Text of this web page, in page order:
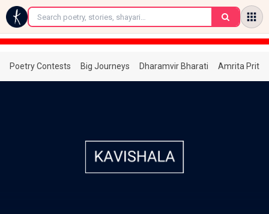
←
Poetry Contests Big Journeys Dharamvir Bharati Amrita